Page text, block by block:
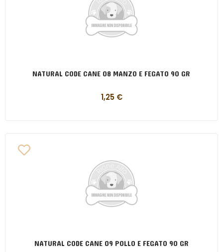
NATURAL CODE CANE 08 MANZO E FEGATO 90 GR
1,25 €
NATURAL CODE CANE 09 POLLO E FEGATO 90 GR